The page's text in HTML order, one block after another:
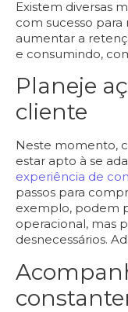
Existem diversas
com sucesso
aumentar a
e consumindo,
Planeje
cliente
Neste momento,
estar apto à se
experiência de
passos para
exemplo, podem
operacional, mas
desnecessários.